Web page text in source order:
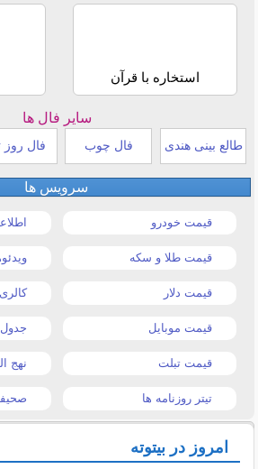
استخاره با قرآن
سایر فال ها
طالع بینی هندی فال چوب فال روز
سرویس ها
قیمت خودرو
قیمت طلا و سکه
قیمت دلار
قیمت موبایل
قیمت تبلت نهج
تیتر روزنامه ها
امروز در بیتوته